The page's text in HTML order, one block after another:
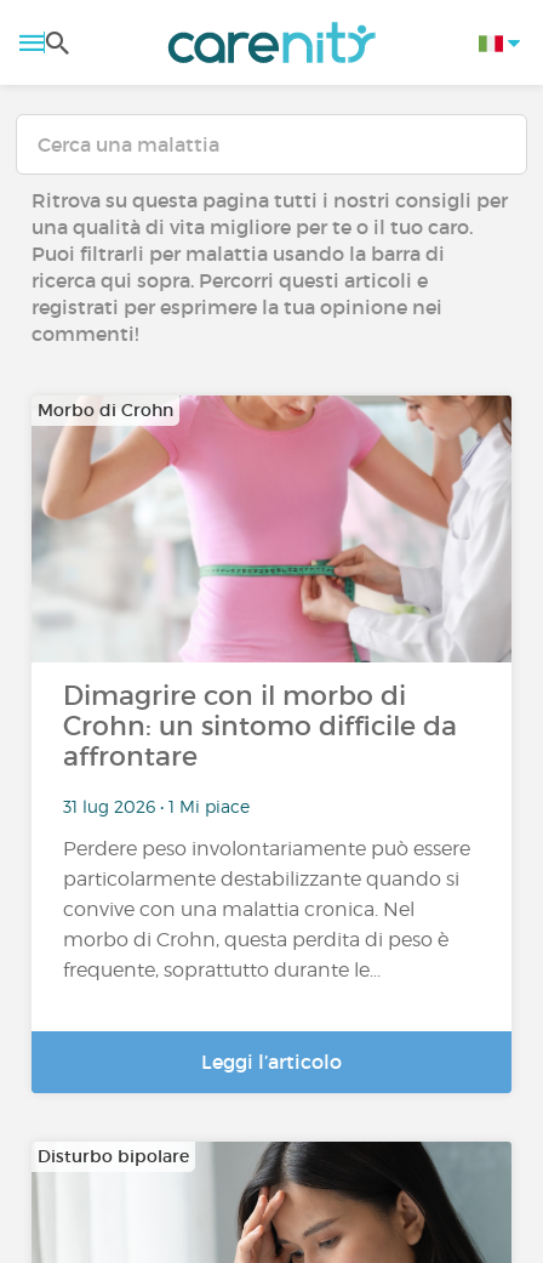
Ritrova su questa pagina tutti i nostri consigli per
una qualità di vita migliore per te o il tuo caro.
Puoi filtrarli per malattia usando la barra di
ricerca qui sopra. Percorri questi articoli e
registrati per esprimere la tua opinione nei
commenti!
Morbo di Crohn
Dimagrire con il morbo di
Crohn: un sintomo difficile da
affrontare
31 lug 2026 • 1 Mi piace
Perdere peso involontariamente può essere
particolarmente destabilizzante quando si
convive con una malattia cronica. Nel
morbo di Crohn, questa perdita di peso è
frequente, soprattutto durante le...
Leggi l’articolo
Disturbo bipolare